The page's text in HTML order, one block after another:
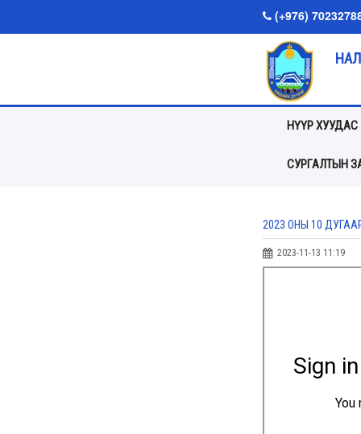
(+976)
НҮҮР ХУУДАС
СУРГАЛТЫН
2023 ОНЫ 10
2023-11-13 11:19